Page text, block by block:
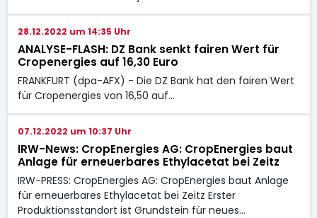
28.12.2022 um 14:35 Uhr
ANALYSE-FLASH: DZ Bank senkt fairen Wert für
Cropenergies auf 16,30 Euro
FRANKFURT (dpa-AFX) - Die DZ Bank hat den fairen Wert
für Cropenergies von 16,50 auf…
07.12.2022 um 10:37 Uhr
IRW-News: CropEnergies AG: CropEnergies baut
Anlage für erneuerbares Ethylacetat bei Zeitz
IRW-PRESS: CropEnergies AG: CropEnergies baut Anlage
für erneuerbares Ethylacetat bei Zeitz Erster
Produktionsstandort ist Grundstein für neues…